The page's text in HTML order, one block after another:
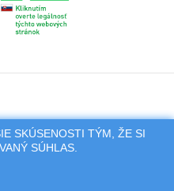
SKÚSENOSTI TÝM, ŽE SI
SÚHLAS.